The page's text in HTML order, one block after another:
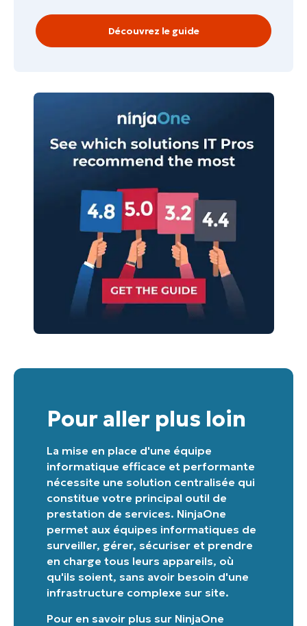
Découvrez le guide
Pour aller plus loin
La mise en place d'une équipe
informatique efficace et performante
nécessite une solution centralisée qui
constitue votre principal outil de
prestation de services. NinjaOne
permet aux équipes informatiques de
surveiller, gérer, sécuriser et prendre
en charge tous leurs appareils, où
qu'ils soient, sans avoir besoin d'une
infrastructure complexe sur site.
Pour en savoir plus sur NinjaOne
Commencez votre essai de 14 jours
Pas de carte de crédit requise, accès complet à
toutes les fonctionnalités.